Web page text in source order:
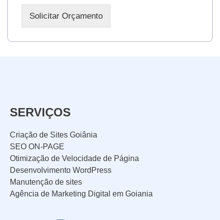
Solicitar Orçamento
SERVIÇOS
Criação de Sites Goiânia
SEO ON-PAGE
Otimização de Velocidade de Página
Desenvolvimento WordPress
Manutenção de sites
Agência de Marketing Digital em Goiania